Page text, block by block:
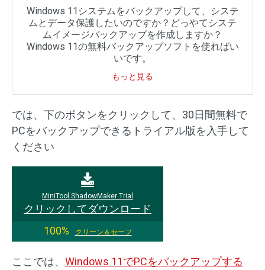
Windows 11システムをバックアップして、システ
ムとデータ保護したいのですか？どっやてシステ
ムイメージバックアップを作成しますか？
Windows 11の無料バックアップソフトを使ればい
いです。
もっと見る
では、下のボタンをクリックして、30日間無料で
PCをバックアップできるトライアル版を入手して
ください
MiniTool ShadowMaker Trial
クリックしてダウンロード
100%
クリーン＆セーフ
ここでは、 Windows 11でPCをバックアップする